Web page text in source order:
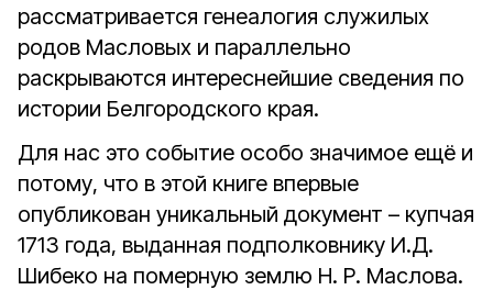
рассматривается генеалогия служилых
родов Масловых и параллельно
раскрываются интереснейшие сведения по
истории Белгородского края.
Для нас это событие особо значимое ещё и
потому, что в этой книге впервые
опубликован уникальный документ – купчая
1713 года, выданная подполковнику И.Д.
Шибеко на померную землю Н. Р. Маслова.